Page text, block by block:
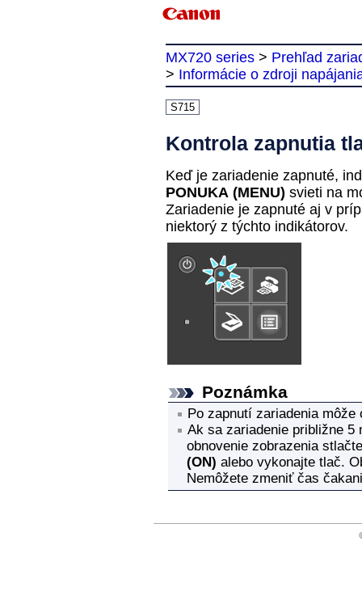
MX720 series > Prehľad
> Informácie o zdroji
S715
Kontrola zapnutia
Keď je zariadenie zapnuté,
PONUKA (MENU) svieti na
Zariadenie je zapnuté aj v
niektorý z týchto indikátorov.
Poznámka
Po zapnutí zariadeniamôže
Ak sa zariadenie približne 5
obnovenie zobrazenia
(ON) alebo vykonajte tlač.
Nemôžete zmeniť čas